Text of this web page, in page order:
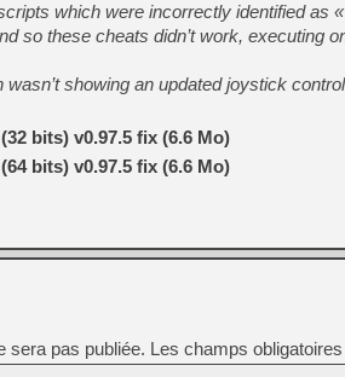
which were incorrectly identified as
so these cheats didn’t work, executing
wasn’t showing an updated joystick
bits) v0.97.5 fix (6.6 Mo)
bits) v0.97.5 fix (6.6 Mo)
sera pas publiée. Les champs